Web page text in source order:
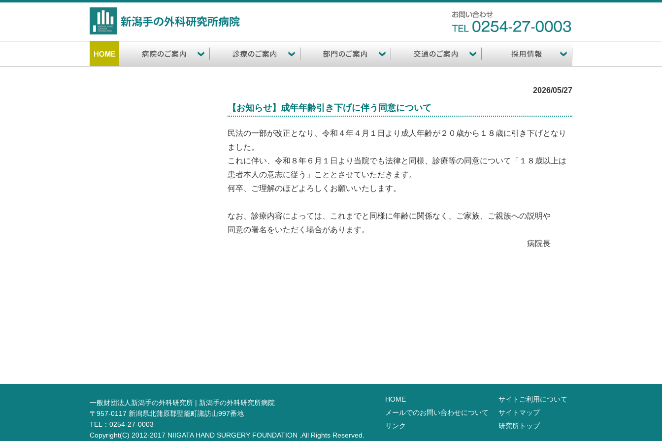
2026/05/27
【お知らせ】成年年齢引き下げに伴う同意について
民法の一部が改正となり、令和４年４月１日より成人年齢が２０歳から１８歳に引き下げとなり
ました。
これに伴い、令和８年６月１日より当院でも法律と同様、診療等の同意について「１８歳以上は
患者本人の意志に従う」こととさせていただきます。
何卒、ご理解のほどよろしくお願いいたします。
なお、診療内容によっては、これまでと同様に年齢に関係なく、ご家族、ご親族への説明や
同意の署名をいただく場合があります。
病院長
一般財団法人新潟手の外科研究所 | 新潟手の外科研究所病院
〒957-0117 新潟県北蒲原郡聖籠町諏訪山997番地
TEL：0254-27-0003
Copyright(C) 2012-2017 NIIGATA HAND SURGERY FOUNDATION .All Rights Reserved.
HOME
メールでのお問い合わせについて
リンク
サイトご利用について
サイトマップ
研究所トップ